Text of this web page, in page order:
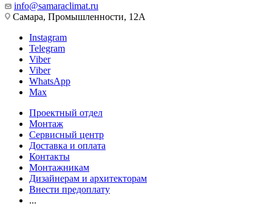
info@samaraclimat.ru
Самара, Промышленности, 12А
Instagram
Telegram
Viber
Viber
WhatsApp
Max
Проектный отдел
Монтаж
Сервисный центр
Доставка и оплата
Контакты
Монтажникам
Дизайнерам и архитекторам
Внести предоплату
...